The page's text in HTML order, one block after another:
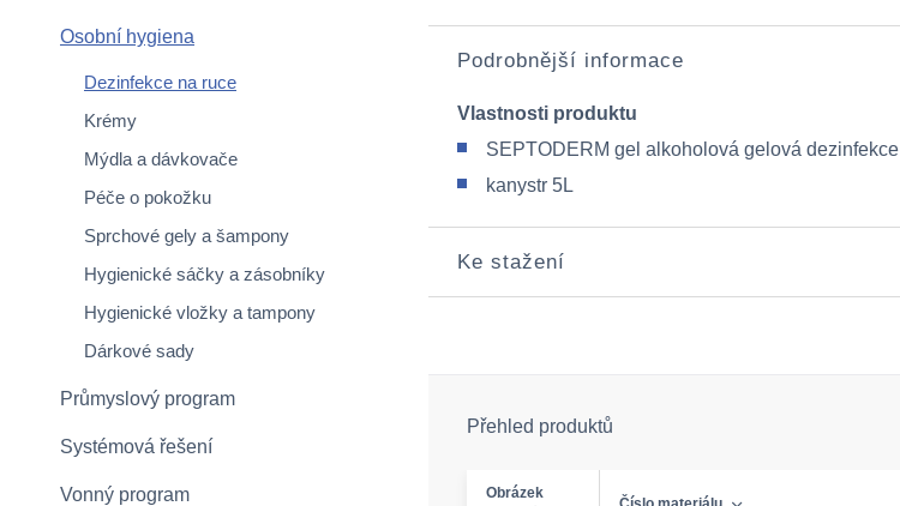
Osobní hygiena
Dezinfekce na ruce
Krémy
Mýdla a dávkovače
Péče o pokožku
Sprchové gely a šampony
Hygienické sáčky a zásobníky
Hygienické vložky a tampony
Dárkové sady
Průmyslový program
Systémová řešení
Vonný program
Podrobnější informace
Vlastnosti produktu
SEPTODERM gel alkoholová gelová dezinfekce
kanystr 5L
Ke stažení
Přehled produktů
Obrázek